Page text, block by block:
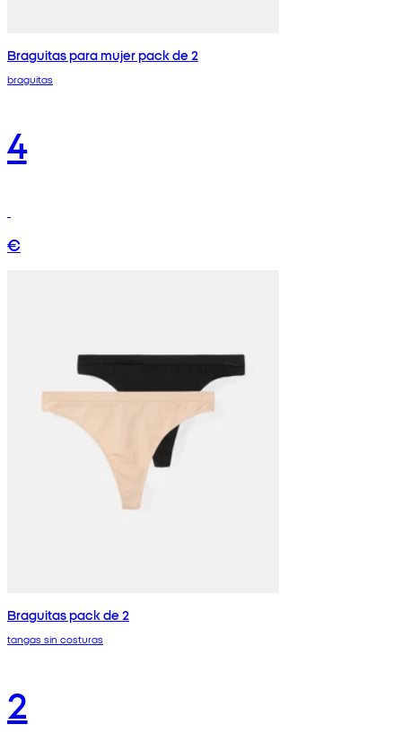
Braguitas para mujer pack de 2
braguitas
4
€
Braguitas pack de 2
tangas sin costuras
2